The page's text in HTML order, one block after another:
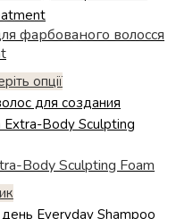
фарбованого волосся
опціїЦей
товар
має
варіантів.
можна
Body Sculpting Foam